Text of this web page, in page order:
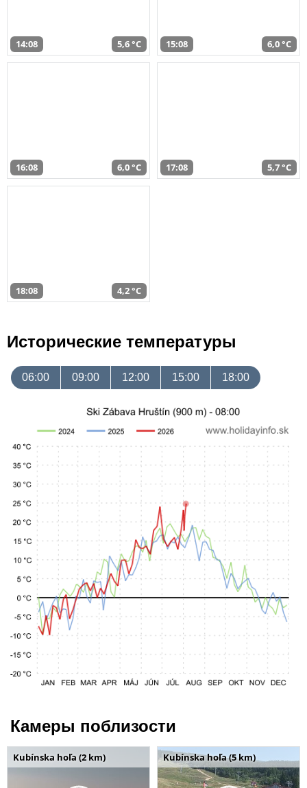
14:08 5,6 °C 15:08 6,0 °C
16:08 6,0 °C 17:08 5,7 °C
18:08 4,2 °C
Исторические температуры
06:00 09:00 12:00 15:00 18:00
Камеры поблизости
Kubínska hoľa (2 km) Kubínska hoľa (5 km)